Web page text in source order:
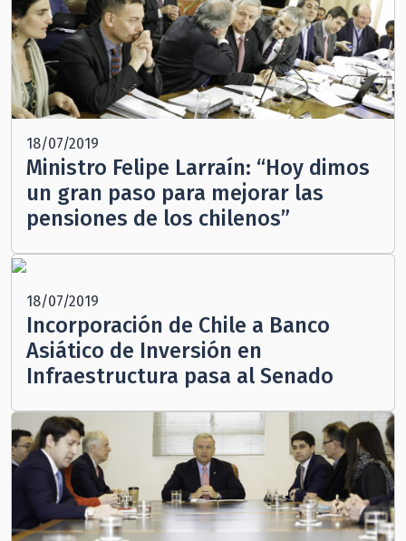
18/07/2019
Ministro Felipe Larraín: “Hoy dimos
un gran paso para mejorar las
pensiones de los chilenos”
18/07/2019
Incorporación de Chile a Banco
Asiático de Inversión en
Infraestructura pasa al Senado